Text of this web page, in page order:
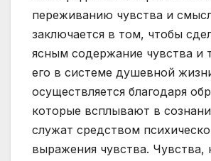
переживанию чувства и
заключается в том, чтобы
ясным содержание чувства и
его в системе душевной
осуществляется благодаря
которые всплывают в
служат средством
выражения чувства. Чувства,